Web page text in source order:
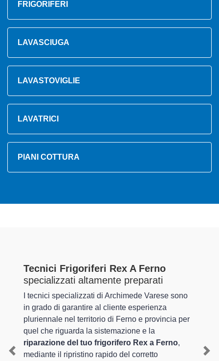
FRIGORIFERI
LAVASCIUGA
LAVASTOVIGLIE
LAVATRICI
PIANI COTTURA
Tecnici Frigoriferi Rex A Ferno
specializzati altamente preparati
I tecnici specializzati di Archimede Varese sono
in grado di garantire al cliente esperienza
pluriennale nel territorio di Ferno e provincia per
quel che riguarda la sistemazione e la
riparazione del tuo frigorifero Rex a Ferno,
mediante il ripristino rapido del corretto
Previous